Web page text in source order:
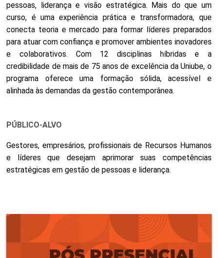
pessoas, liderança e visão estratégica. Mais do que um
curso, é uma experiência prática e transformadora, que
conecta teoria e mercado para formar líderes preparados
para atuar com confiança e promover ambientes inovadores
e colaborativos. Com 12 disciplinas híbridas e a
credibilidade de mais de 75 anos de excelência da Uniube, o
programa oferece uma formação sólida, acessível e
alinhada às demandas da gestão contemporânea.
PÚBLICO-ALVO
Gestores, empresários, profissionais de Recursos Humanos
e líderes que desejam aprimorar suas competências
estratégicas em gestão de pessoas e liderança.